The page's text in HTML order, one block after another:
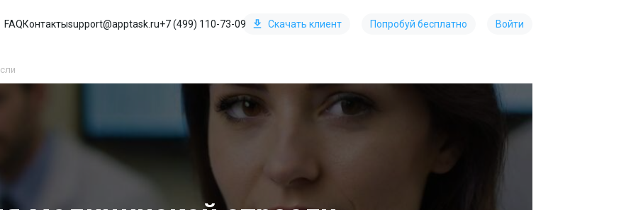
FAQКонтактыsupport@apptask.ru+7 (499) 110-73-09 Скачать клиент Попробуй бесплатно Войти